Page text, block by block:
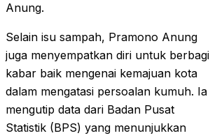
Anung.
Selain isu sampah, Pramono Anung
juga menyempatkan diri untuk berbagi
kabar baik mengenai kemajuan kota
dalam mengatasi persoalan kumuh. Ia
mengutip data dari Badan Pusat
Statistik (BPS) yang menunjukkan